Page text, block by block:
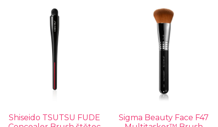
Shiseido TSUTSU FUDE
Sigma Beauty Face F47